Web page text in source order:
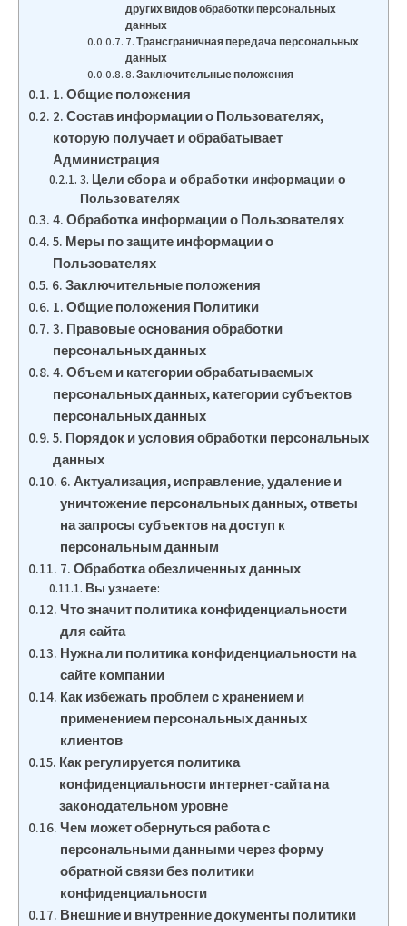
других видов обработки персональных
данных
7. Трансграничная передача персональных
данных
8. Заключительные положения
1. Общие положения
2. Состав информации о Пользователях,
которую получает и обрабатывает
Администрация
3. Цели сбора и обработки информации о
Пользователях
4. Обработка информации о Пользователях
5. Меры по защите информации о
Пользователях
6. Заключительные положения
1. Общие положения Политики
3. Правовые основания обработки
персональных данных
4. Объем и категории обрабатываемых
персональных данных, категории субъектов
персональных данных
5. Порядок и условия обработки персональных
данных
6. Актуализация, исправление, удаление и
уничтожение персональных данных, ответы
на запросы субъектов на доступ к
персональным данным
7. Обработка обезличенных данных
Вы узнаете:
Что значит политика конфиденциальности
для сайта
Нужна ли политика конфиденциальности на
сайте компании
Как избежать проблем с хранением и
применением персональных данных
клиентов
Как регулируется политика
конфиденциальности интернет-сайта на
законодательном уровне
Чем может обернуться работа с
персональными данными через форму
обратной связи без политики
конфиденциальности
Внешние и внутренние документы политики